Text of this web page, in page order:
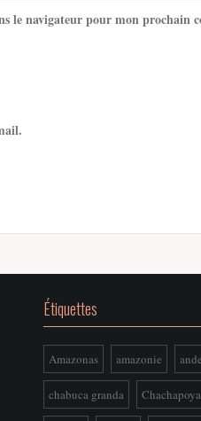
le navigateur pour mon prochain
Étiquettes
Amazonas amazonie
chabuca granda